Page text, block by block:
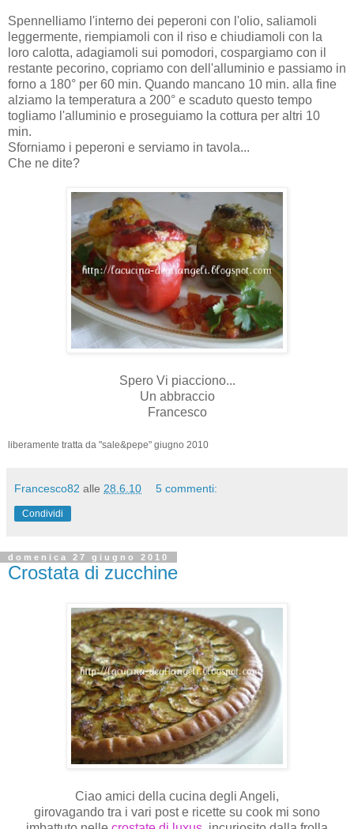
Spennelliamo l'interno dei peperoni con l'olio, saliamoli
leggermente, riempiamoli con il riso e chiudiamoli con la
loro calotta, adagiamoli sui pomodori, cospargiamo con il
restante pecorino, copriamo con dell'alluminio e passiamo in
forno a 180° per 60 min. Quando mancano 10 min. alla fine
alziamo la temperatura a 200° e scaduto questo tempo
togliamo l'alluminio e proseguiamo la cottura per altri 10
min.
Sforniamo i peperoni e serviamo in tavola...
Che ne dite?
Spero Vi piacciono...
Un abbraccio
Francesco
liberamente tratta da "sale&pepe" giugno 2010
Francesco82 alle 28.6.10 5 commenti:
Condividi
domenica 27 giugno 2010
Crostata di zucchine
Ciao amici della cucina degli Angeli,
girovagando tra i vari post e ricette su cook mi sono